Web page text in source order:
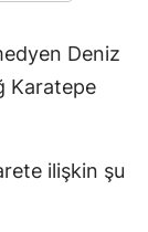
Deniz
Karatepe
ilişkin şu